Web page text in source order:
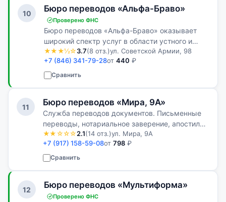
10 Бюро переводов «Альфа-Браво»
Проверено ФНС
Бюро переводов «Альфа-Браво» оказывает
широкий спектр услуг в области устного и
письменного перевода различной тематики и
сложности как для предприятий и
организаций, так и для частных лиц.
★★★½☆3.7(8 отз.)ул. Советской Армии, 98
+7 (846) 341-79-28от 440 ₽
Сравнить
11 Бюро переводов «Мира, 9А»
Служба переводов документов. Письменные
переводы, нотариальное заверение, апостиль
и подготовка документов для использования за
рубежом.
★★☆☆☆2.1(14 отз.)ул. Мира, 9А
+7 (917) 158-59-08от 798 ₽
Сравнить
12 Бюро переводов «Мультиформа»
Проверено ФНС